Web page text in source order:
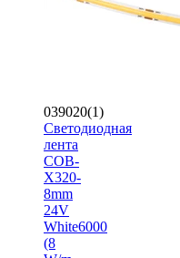
039020(1)
Светодиодная
лента
COB-
X320-
8mm
24V
White6000
(8